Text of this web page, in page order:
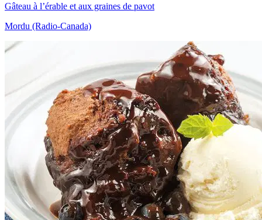
Gâteau à l’érable et aux graines de pavot
Mordu (Radio-Canada)